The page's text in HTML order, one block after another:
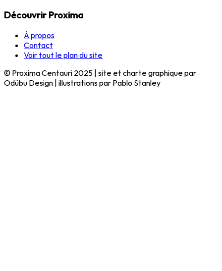
Découvrir Proxima
À propos
Contact
Voir tout le plan du site
© Proxima Centauri 2025 | site et charte graphique par
Odübu Design | illustrations par Pablo Stanley